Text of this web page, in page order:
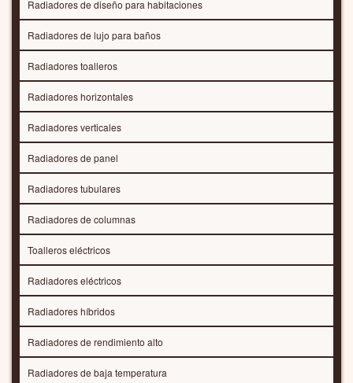
Radiadores de diseño para habitaciones
Radiadores de lujo para baños
Radiadores toalleros
Radiadores horizontales
Radiadores verticales
Radiadores de panel
Radiadores tubulares
Radiadores de columnas
Toalleros eléctricos
Radiadores eléctricos
Radiadores híbridos
Radiadores de rendimiento alto
Radiadores de baja temperatura